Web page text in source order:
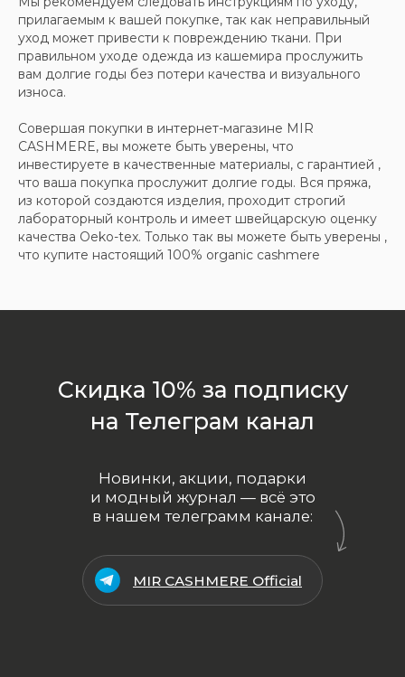
прилагаемым к вашей покупке, так как неправильный
уход может привести к повреждению ткани. При
правильном уходе одежда из кашемира прослужить
вам долгие годы без потери качества и визуального
износа.
Совершая покупки в интернет-магазине MIR
CASHMERE, вы можете быть уверены, что
инвестируете в качественные материалы, с гарантией ,
что ваша покупка прослужит долгие годы. Вся пряжа,
из которой создаются изделия, проходит строгий
лабораторный контроль и имеет швейцарскую оценку
качества Oeko-tex. Только так вы можете быть уверены ,
что купите настоящий 100% organic cashmere
Ваш e-mail
Подписаться
ООО «МИР КАШЕМИРА» © 2023
конфиденциальности